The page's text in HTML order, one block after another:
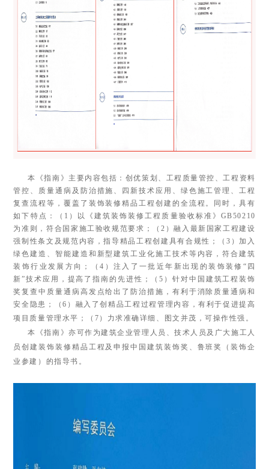
本《指南》主要内容包括：创优策划、工程质量管控、工程资料
管控、质量通病及防治措施、四新技术应用、绿色施工管理、工程
复查流程等，覆盖了装饰装修精品工程创建的全流程。同时，具有
如下特点：（1）以《建筑装饰装修工程质量验收标准》GB50210
为准则，符合国家施工验收规范要求；（2）融入最新国家工程建设
强制性条文及规范内容，指导精品工程创建具有合规性；（3）加入
绿色建造、智能建造和新型建筑工业化施工技术等内容，符合建筑
装饰行业发展方向；（4）注入了一批近年新出现的装饰装修“四
新”技术应用，提高了指南的先进性；（5）针对中国建筑工程装饰
奖复查中质量通病高发点给出了防治措施，有利于消除质量通病和
安全隐患；（6）融入了创精品工程过程管理内容，有利于促进提高
项目质量管理水平；（7）力求准确详细、图文并茂，可操作性强。
本《指南》亦可作为建筑企业管理人员、技术人员及广大施工人
员创建装饰装修精品工程及申报中国建筑装饰奖、鲁班奖（装饰企
业参建）的指导书。